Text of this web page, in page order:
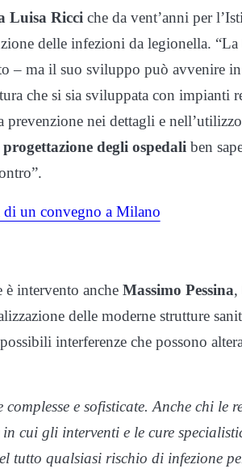
Luisa Ricci che da vent’anni per
delle infezioni da legionella.
– ma il suo sviluppo può avvenire
che si sia sviluppata con impianti
nei dettagli e
degli ospedali ben
intervento anche Massimo Pessina,
delle moderne strutture
interferenze che possono
e sofisticate. Anche chi le
cui gli interventi e le cure
tutto qualsiasi rischio di infezione